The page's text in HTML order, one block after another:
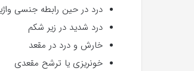
درد در حین رابطه جنسی
درد شدید در زیر شکم
خارش و درد در مقعد
خونریزی یا ترشح مقعدی